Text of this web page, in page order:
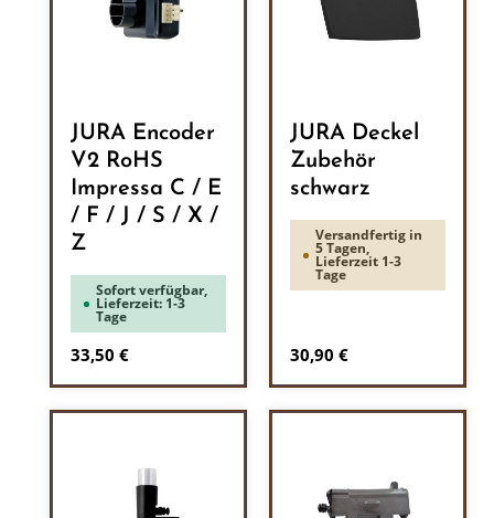
JURA Encoder
V2 RoHS
Impressa C / E
/ F / J / S / X /
Z
Sofort verfügbar,
Lieferzeit: 1-3
Tage
Regulärer Preis:
33,50 €
JURA Deckel
Zubehör
schwarz
Versandfertig in
5 Tagen,
Lieferzeit 1-3
Tage
Regulärer Preis:
30,90 €